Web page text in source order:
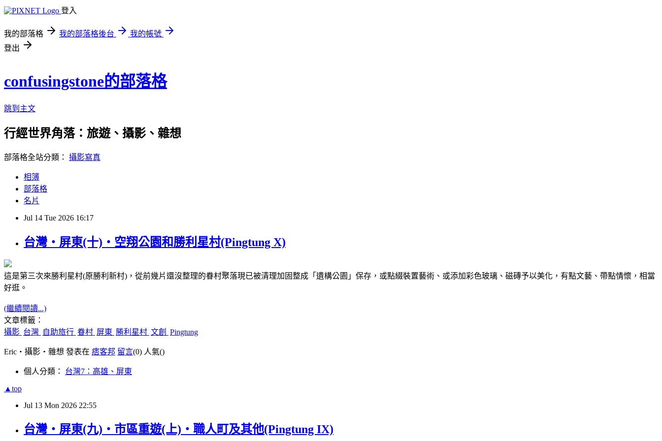
登入
我的部落格 我的部落格後台
我的帳號
登出
confusingstone的部落格
跳到主文
行經世界角落：旅遊、攝影、雜想
部落格全站分類： 攝影寫真
相簿
部落格
名片
Jul 14 Tue 2026 16:17
台灣‧屏東(十)‧空翔公園和勝利星村(Pingtung X)
這是第三次來勝利星村(原勝利新村)，從前幾片還沒整理的眷村聚落現已被清理加固整成「遺構公園」保存，或點綴裝置藝術、或添加彩色玻璃、磁磚予以美化，有點文藝、帶點情懷，相當
好逛。
(繼續閱讀...)
文章標籤：
攝影 台灣 自助旅行 眷村 屏東 勝利星村 文創 Pingtung
Eric‧攝影‧雜想 發表在 痞客邦 留言(0) 人氣()
個人分類： 台灣7：高雄、屏東
▲top
Jul 13 Mon 2026 22:55
台灣‧屏東(九)‧市區重遊(上)‧職人町及其他(Pingtung IX)